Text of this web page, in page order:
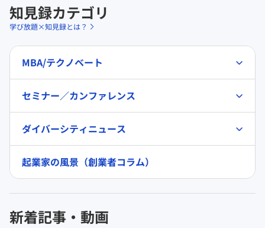
知見録カテゴリ
学び放題×知見録とは？
MBA/テクノベート
セミナー／カンファレンス
ダイバーシティニュース
起業家の風景（創業者コラム）
新着記事・動画